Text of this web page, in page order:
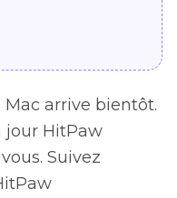
arrive bientôt.
jour HitPaw
Suivez